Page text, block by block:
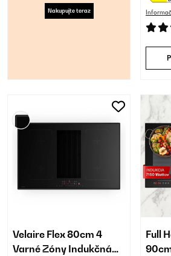
Nakupujte teraz
Velaire Flex 80cm 4
Varné Zóny Indukčná
Full